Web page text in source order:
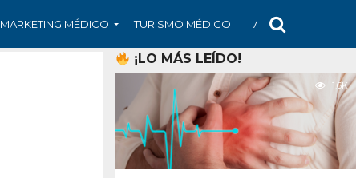
MARKETING MÉDICO TURISMO MÉDICO ARS
¡LO MÁS LEÍDO!
1.6K